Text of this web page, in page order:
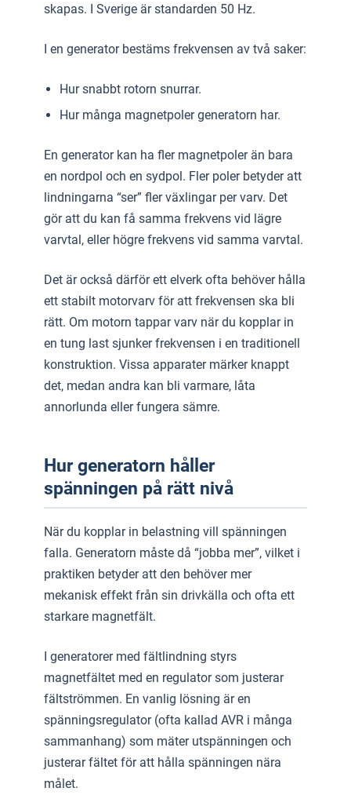
skapas. I Sverige är standarden 50 Hz.
I en generator bestäms frekvensen av två saker:
Hur snabbt rotorn snurrar.
Hur många magnetpoler generatorn har.
En generator kan ha fler magnetpoler än bara
en nordpol och en sydpol. Fler poler betyder att
lindningarna “ser” fler växlingar per varv. Det
gör att du kan få samma frekvens vid lägre
varvtal, eller högre frekvens vid samma varvtal.
Det är också därför ett elverk ofta behöver hålla
ett stabilt motorvarv för att frekvensen ska bli
rätt. Om motorn tappar varv när du kopplar in
en tung last sjunker frekvensen i en traditionell
konstruktion. Vissa apparater märker knappt
det, medan andra kan bli varmare, låta
annorlunda eller fungera sämre.
Hur generatorn håller
spänningen på rätt nivå
När du kopplar in belastning vill spänningen
falla. Generatorn måste då “jobba mer”, vilket i
praktiken betyder att den behöver mer
mekanisk effekt från sin drivkälla och ofta ett
starkare magnetfält.
I generatorer med fältlindning styrs
magnetfältet med en regulator som justerar
fältströmmen. En vanlig lösning är en
spänningsregulator (ofta kallad AVR i många
sammanhang) som mäter utspänningen och
justerar fältet för att hålla spänningen nära
målet.